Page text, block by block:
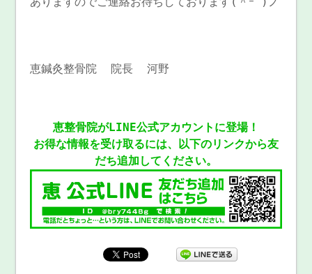
恵鍼灸整骨院 院長 河野
恵整骨院がLINE公式アカウントに登場！
お得な情報を受け取るには、以下のリンクから友
だち追加してください。